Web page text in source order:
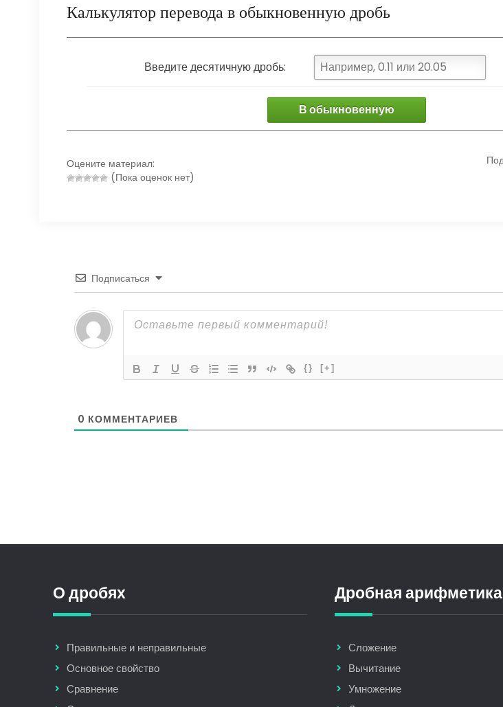
Калькулятор перевода в обыкновенную дробь
Введите десятичную дробь:
В обыкновенную
Оцените материал:
(Пока оценок нет)
Подписаться
{} [+]
0 КОММЕНТАРИЕВ
О дробях
Правильные и неправильные
Основное свойство
Сравнение
Дробная арифметика
Сложение
Вычитание
Умножение